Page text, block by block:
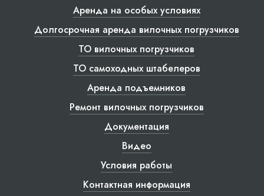
Аренда на особых условиях
Долгосрочная аренда вилочных погрузчиков
ТО вилочных погрузчиков
ТО самоходных штабелеров
Аренда подъемников
Ремонт вилочных погрузчиков
Документация
Видео
Условия работы
Контактная информация